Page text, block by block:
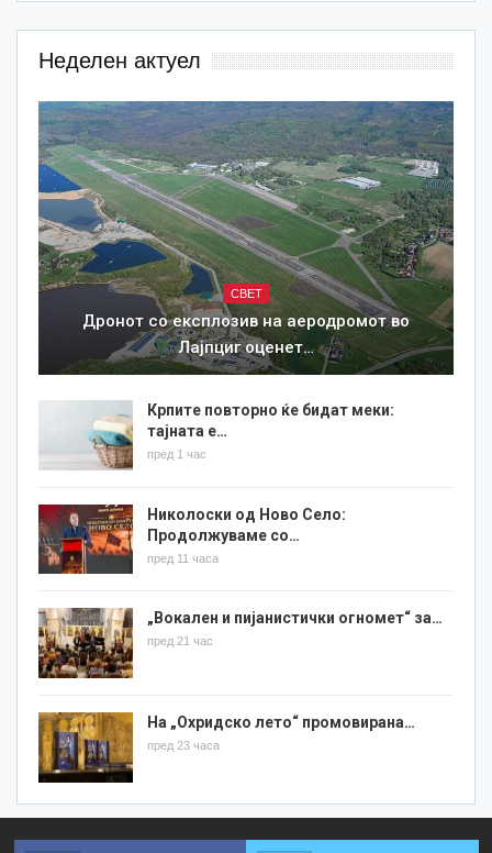
Неделен актуел
СВЕТ
Дронот со експлозив на аеродромот во
Лајпциг оценет…
Крпите повторно ќе бидат меки:
тајната е…
пред 1 час
Николоски од Ново Село:
Продолжуваме со…
пред 11 часа
„Вокален и пијанистички огномет“ за…
пред 21 час
На „Охридско лето“ промовирана…
пред 23 часа